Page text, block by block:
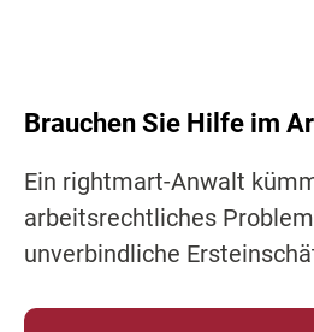
Brauchen Sie Hilfe im
Ein rightmart-Anwalt
arbeitsrechtliches
unverbindliche